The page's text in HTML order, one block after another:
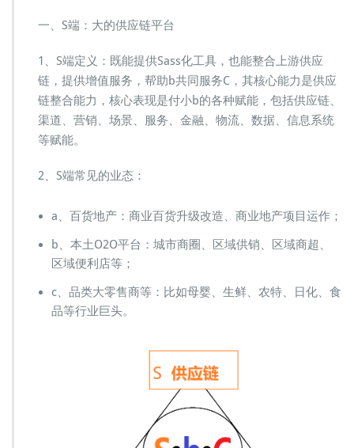
平
四
大
核
心
要
一、S端：大的供应链平台
1、S端定义：既能提供Sass化工具，也能整合上游供应
链，提供增值服务，帮助b共同服务C，其核心能力是供应
链整合能力，核心表现是付小b的各种赋能，包括供应链、
渠道、营销、场景、服务、金融、物流、数据、信息系统
等赋能。
2、S端常见的业态：
a、百货地产：商业百货升级改造、商业地产项目运作；
b、本土O2O平台：城市商圈、区域供销、区域商超、
区域便利店等；
c、品类大零售商等：比如母婴、生鲜、农特、日化、食
品等行业巨头。